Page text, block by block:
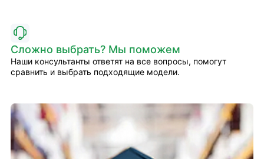
Сложно выбрать? Мы поможем
Наши консультанты ответят на все вопросы, помогут
сравнить и выбрать подходящие модели.